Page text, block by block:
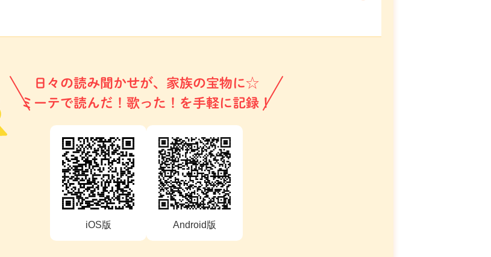
日々の読み聞かせが、家族の宝物に☆
ミーテで読んだ！歌った！を手軽に記録！
iOS版 Android版